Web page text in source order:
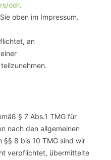
odr.
oben im Impressum.
an
§ 7 Abs.1 TMG für
nach den allgemeinen
§§ 8 bis 10 TMG sind wir
verpflichtet, übermittelte